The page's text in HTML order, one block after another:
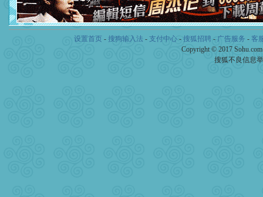
泣，这痛楚让我明白我多
卖了。水晶之恋祝你新年快
[春节]风柔雨润好月圆，半
颜！冬去春来似水如烟，
道一声平安！新年吉祥万事
[春节]传说薰衣草有四片叶
片叶子是希望，第三片叶
设置首页 - 搜狗输入法 - 支付中心- 搜狐招聘- 广告服务 - 客
Copyright © 2017
搜狐不良信息